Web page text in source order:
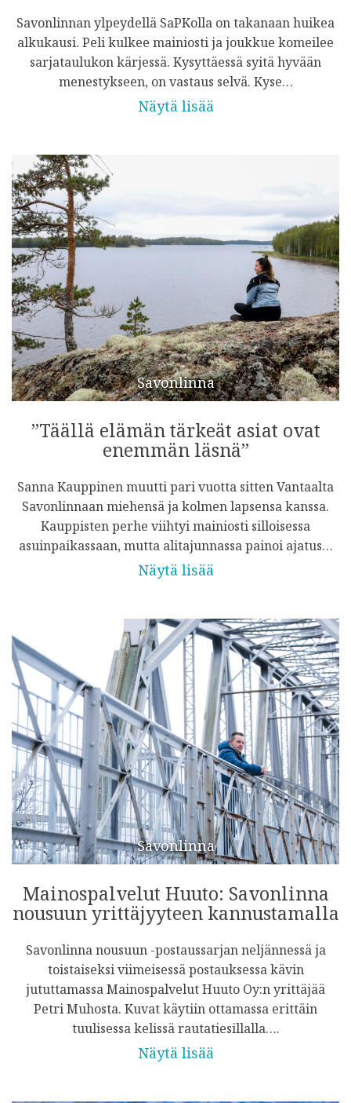
Savonlinnan ylpeydellä SaPKolla on takanaan huikea
alkukausi. Peli kulkee mainiosti ja joukkue komeilee
sarjataulukon kärjessä. Kysyttäessä syitä hyvään
menestykseen, on vastaus selvä. Kyse…
Näytä lisää
Savonlinna
”Täällä elämän tärkeät asiat ovat
enemmän läsnä”
Sanna Kauppinen muutti pari vuotta sitten Vantaalta
Savonlinnaan miehensä ja kolmen lapsensa kanssa.
Kauppisten perhe viihtyi mainiosti silloisessa
asuinpaikassaan, mutta alitajunnassa painoi ajatus…
Näytä lisää
Savonlinna
Mainospalvelut Huuto: Savonlinna
nousuun yrittäjyyteen kannustamalla
Savonlinna nousuun -postaussarjan neljännessä ja
toistaiseksi viimeisessä postauksessa kävin
jututtamassa Mainospalvelut Huuto Oy:n yrittäjää
Petri Muhosta. Kuvat käytiin ottamassa erittäin
tuulisessa kelissä rautatiesillalla….
Näytä lisää